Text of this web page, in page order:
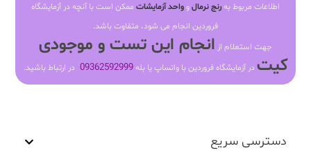
اطلاعات مربوط بهرنج نرمالو واحد آزمایشات ممکن است با آنچه در آزمایشگاه
فروردین انجام می شود، متفاوت باشد.
جهت استعلام از انجام این تست و موجودی
کیت در آزمایشگاه فروردین با واتساپ یا بله09362592999 در ارتباط باشید.
دسترسی سریع